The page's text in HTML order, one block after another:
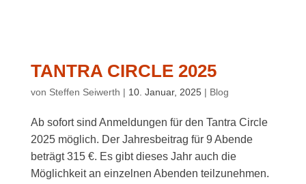
TANTRA CIRCLE 2025
von Steffen Seiwerth | 10. Januar, 2025| Blog
Ab sofort sind Anmeldungen für den Tantra Circle
2025 möglich. Der Jahresbeitrag für 9 Abende
beträgt 315 €. Es gibt dieses Jahr auch die
Möglichkeit an einzelnen Abenden teilzunehmen.